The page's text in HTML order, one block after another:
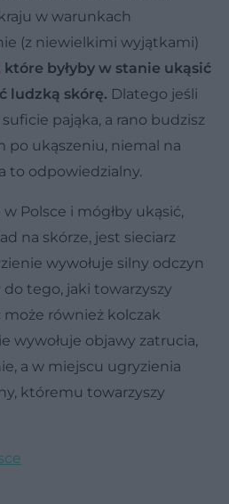
w warunkach
(z niewielkimi wyjątkami)
które byłyby w stanie ukąsić
ludzką skórę. Dlatego jeśli
pająka, a rano budzisz
po ukąszeniu, niemal na
to odpowiedzialny.
Polsce i mógłby ukąsić,
na skórze, jest sieciarz
wywołuje silny odczyn
tego, jaki towarzyszy
może również kolczak
wywołuje objawy zatrucia,
a w miejscu ugryzienia
któremu towarzyszy